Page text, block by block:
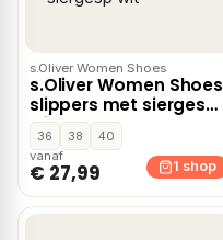
s.Oliver Women Shoes
s.Oliver Women Shoes
slippers met siergesp
wit
36 38
40
vanaf
€ 27,99 1 shop